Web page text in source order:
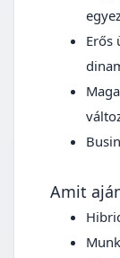
Erős
Amit